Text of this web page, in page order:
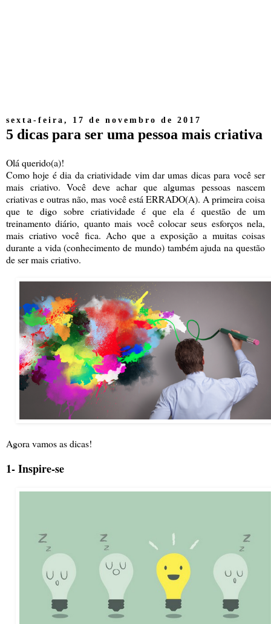
sexta-feira, 17 de novembro de 2017
5 dicas para ser uma pessoa mais criativa
Olá querido(a)!
Como hoje é dia da criatividade vim dar umas dicas para você ser
mais criativo. Você deve achar que algumas pessoas nascem
criativas e outras não, mas você está ERRADO(A). A primeira coisa
que te digo sobre criatividade é que ela é questão de um
treinamento diário, quanto mais você colocar seus esforços nela,
mais criativo você fica. Acho que a exposição a muitas coisas
durante a vida (conhecimento de mundo) também ajuda na questão
de ser mais criativo.
Agora vamos as dicas!
1- Inspire-se